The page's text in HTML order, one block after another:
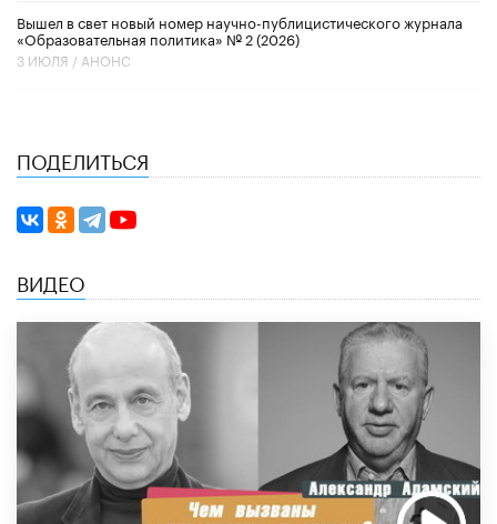
Вышел в свет новый номер научно-публицистического журнала
«Образовательная политика» № 2 (2026)
3 ИЮЛЯ / АНОНС
ПОДЕЛИТЬСЯ
ВИДЕО